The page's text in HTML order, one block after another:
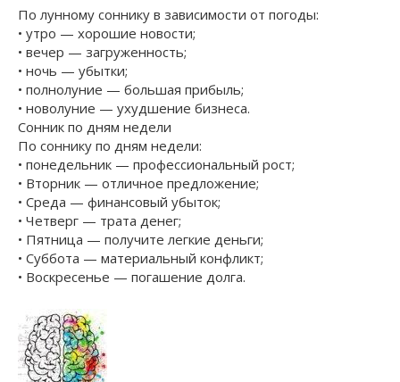
По лунному соннику в зависимости от погоды:
• утро — хорошие новости;
• вечер — загруженность;
• ночь — убытки;
• полнолуние — большая прибыль;
• новолуние — ухудшение бизнеса.
Сонник по дням недели
По соннику по дням недели:
• понедельник — профессиональный рост;
• Вторник — отличное предложение;
• Среда — финансовый убыток;
• Четверг — трата денег;
• Пятница — получите легкие деньги;
• Суббота — материальный конфликт;
• Воскресенье — погашение долга.